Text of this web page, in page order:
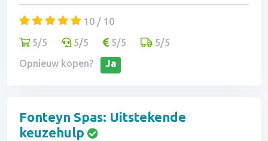
10 / 10
5/5
5/5 5/5
5/5
Opnieuw kopen?
Ja
Fonteyn Spas: Uitstekende
keuzehulp